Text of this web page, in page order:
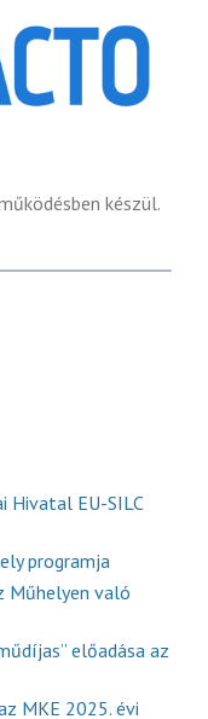
készül.
EU-SILC
programja
Műhelyen való
előadása az
MKE 2025. évi